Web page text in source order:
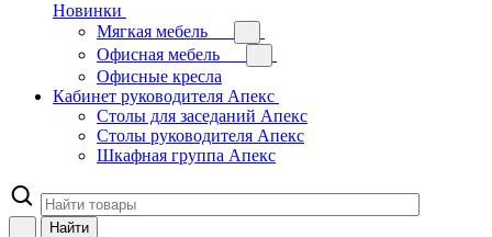
Новинки
Мягкая мебель
Офисная мебель
Офисные кресла
Кабинет руководителя Апекс
Столы для заседаний Апекс
Столы руководителя Апекс
Шкафная группа Апекс
Найти